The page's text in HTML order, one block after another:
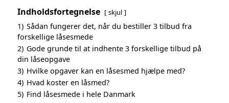
Indholdsfortegnelse skjul
1) Sådan fungerer det, når du bestiller 3 tilbud fra
forskellige låsesmede
2) Gode grunde til at indhente 3 forskellige tilbud på
din låseopgave
3) Hvilke opgaver kan en låsesmed hjælpe med?
4) Hvad koster en låsmed?
5) Find låsesmede i hele Danmark